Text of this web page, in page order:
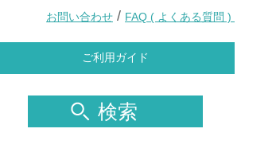
お問い合わせ / FAQ ( よくある質問 )
ご利用ガイド
検索